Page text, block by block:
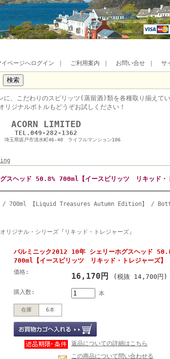
イページへログイン ご利用案内 お問い合せ サ
、 こだわりのスピリッツ(蒸留酒)類を各種取り揃えてい
リジナルボトルもどうぞお試しください！
ACORN LIMITED
TEL.049-282-1362
玉県坂戸市清水町46-40 ライフルマンション106
スヘッド 50.8% 700ml【イースピリッツ リキッド・
/ 700ml 【Liquid Treasures Autumn Edition】 /
リジナル・シリーズ『リキッド・トレジャーズ』
バルミニック2012 10年 シェリーホグスヘッド
700ml【イースピリッツ リキッド・トレジャーズ】
価格: 16,170円 (税抜 14,700円)
購入数: 本
在庫 6本
返品についての詳細はこちら
この商品について問い合わせる